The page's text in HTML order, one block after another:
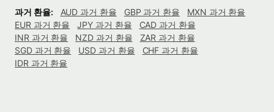
과거 환율: AUD 과거 환율 GBP 과거 환율
MXN 과거 환율
EUR 과거 환율
JPY 과거 환율
CAD 과거 환율
INR 과거 환율
NZD 과거 환율
ZAR 과거 환율
SGD 과거 환율
USD 과거 환율
CHF 과거 환율
IDR 과거 환율